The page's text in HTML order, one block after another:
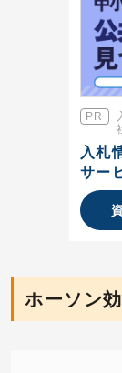
入札
サー
ホーソン